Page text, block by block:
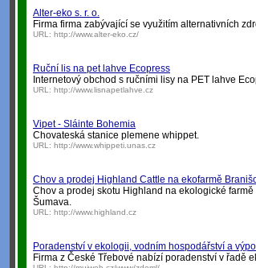
Alter-eko s. r. o.
Firma firma zabývající se využitím alternativních
URL: http://www.alter-eko.cz/
Ruční lis na pet lahve Ecopress
Internetový obchod s ručními lisy na PET lahve
URL: http://www.lisnapetlahve.cz
Vipet - Sláinte Bohemia
Chovateská stanice plemene whippet.
URL: http://www.whippeti.unas.cz
Chov a prodej Highland Cattle na ekofarmě
Chov a prodej skotu Highland na ekologické
Šumava.
URL: http://www.highland.cz
Poradenství v ekologii, vodním hospodářství a
Firma z České Třebové nabízí poradenství v řadě